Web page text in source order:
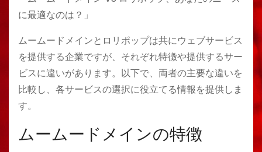
に最適なのは？」
ムームードメインとロリポップは共にウェブサービス
を提供する企業ですが、それぞれ特徴や提供するサー
ビスに違いがあります。以下で、両者の主要な違いを
比較し、各サービスの選択に役立てる情報を提供しま
す。
ムームードメインの特徴